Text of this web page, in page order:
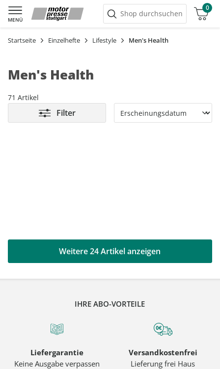
MENÜ
Shop durchsuchen
0
Warenkorb
Startseite Einzelhefte Lifestyle Men's Health
Men's Health
71 Artikel
Filter
Weitere 24 Artikel anzeigen
IHRE ABO-VORTEILE
Liefergarantie
Keine Ausgabe verpassen
Versandkostenfrei
Lieferung frei Haus